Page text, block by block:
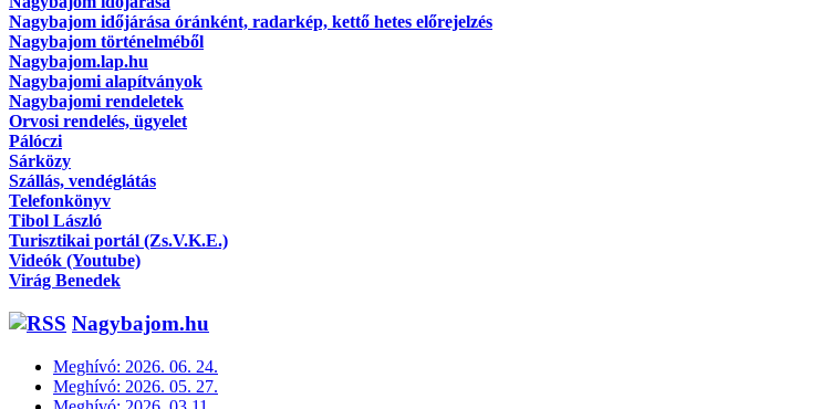
Nagybajom időjárása óránként, radarkép, kettő hetes előrejelzés
Nagybajom történelméből
Nagybajom.lap.hu
Nagybajomi alapítványok
Nagybajomi rendeletek
Orvosi rendelés, ügyelet
Pálóczi
Sárközy
Szállás, vendéglátás
Telefonkönyv
Tibol László
Turisztikai portál (Zs.V.K.E.)
Videók (Youtube)
Virág Benedek
Nagybajom.hu
Meghívó: 2026. 06. 24.
Meghívó: 2026. 05. 27.